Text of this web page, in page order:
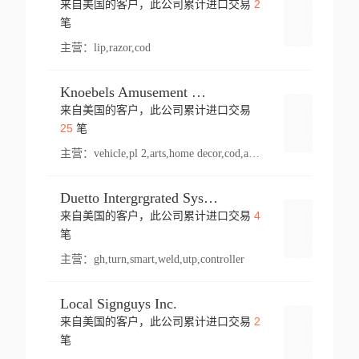
来自美国的客户，此公司累计进口交易 2
笔
主营： lip,razor,cod
Knoebels Amusement Resort
来自美国的客户，此公司累计进口交易
25笔
主营： vehicle,pl 2,arts,home decor,cod,amusement ride,sea
Duetto Intergrgrated Systems Inc.
来自美国的客户，此公司累计进口交易 4
笔
主营： gh,turn,smart,weld,utp,controller
Local Signguys Inc.
来自美国的客户，此公司累计进口交易 2
笔